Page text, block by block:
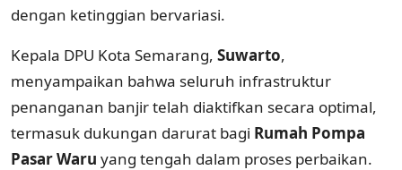
dengan ketinggian bervariasi.
Kepala DPU Kota Semarang, Suwarto,
menyampaikan bahwa seluruh infrastruktur
penanganan banjir telah diaktifkan secara optimal,
termasuk dukungan darurat bagi Rumah Pompa
Pasar Waru yang tengah dalam proses perbaikan.